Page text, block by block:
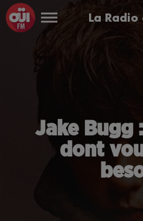
La Radio
Jake Bugg
dont